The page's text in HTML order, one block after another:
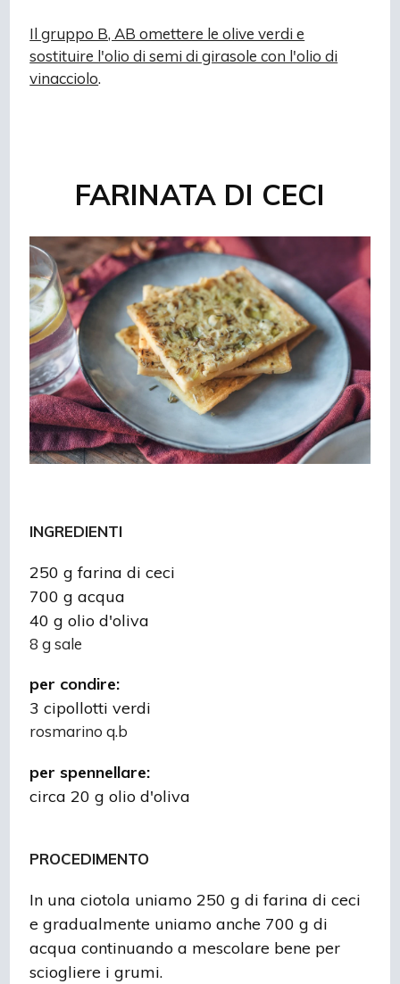
Il gruppo B, AB omettere le olive verdi e
sostituire l'olio di semi di girasole con l'olio di
vinacciolo.
FARINATA DI CECI
INGREDIENTI
250 g farina di ceci
700 g acqua
40 g olio d'oliva
8 g sale
per condire:
3 cipollotti verdi
rosmarino q.b
per spennellare:
circa 20 g olio d'oliva
PROCEDIMENTO
In una ciotola uniamo 250 g di farina di ceci
e gradualmente uniamo anche 700 g di
acqua continuando a mescolare bene per
sciogliere i grumi.